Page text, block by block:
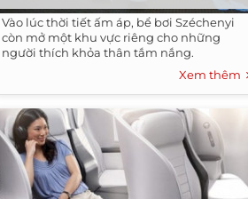
Vào lúc thời tiết ấm áp, bể bơi Széchenyi
còn mở một khu vực riêng cho những
người thích khỏa thân tắm nắng.
Xem thêm